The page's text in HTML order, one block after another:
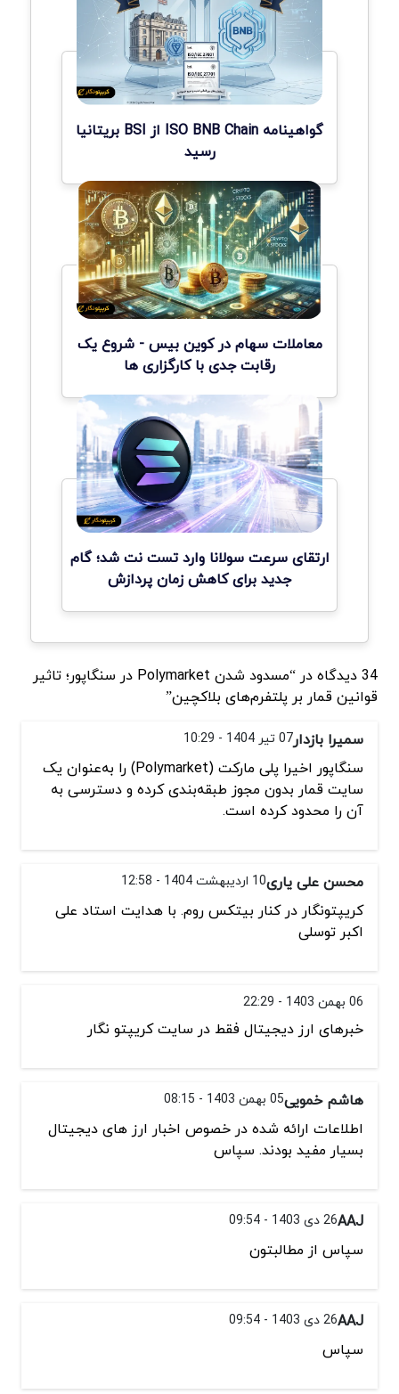
گواهینامه ISO BNB Chain از BSI بریتانیا
رسید
معاملات سهام در کوین بیس - شروع یک
رقابت جدی با کارگزاری ها
ارتقای سرعت سولانا وارد تست نت شد؛ گام
جدید برای کاهش زمان پردازش
34 دیدگاه در “مسدود شدن Polymarket در سنگاپور؛ تاثیر
قوانین قمار بر پلتفرم‌های بلاکچین”
سمیرا بازدار07 تیر 1404 - 10:29
سنگاپور اخیرا پلی مارکت (Polymarket) را به‌عنوان یک
سایت قمار بدون مجوز طبقه‌بندی کرده و دسترسی به
آن را محدود کرده است.
محسن علی یاری10 اردیبهشت 1404 - 12:58
کریپتونگار در کنار بیتکس روم. با هدایت استاد علی
اکبر توسلی
06 بهمن 1403 - 22:29
خبرهای ارز دیجیتال فقط در سایت کریپتو نگار
هاشم خمویی05 بهمن 1403 - 08:15
اطلاعات ارائه شده در خصوص اخبار ارز های دیجیتال
بسیار مفید بودند. سپاس
AAJ26 دی 1403 - 09:54
سپاس از مطالبتون
AAJ26 دی 1403 - 09:54
سپاس